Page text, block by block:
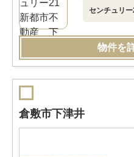
センチュリ
物件を
倉敷市下津井